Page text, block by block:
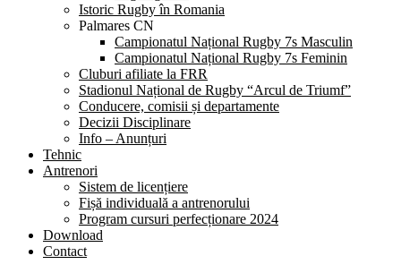
Istoric Rugby în Romania
Palmares CN
Campionatul Național Rugby 7s Masculin
Campionatul Național Rugby 7s Feminin
Cluburi afiliate la FRR
Stadionul Național de Rugby “Arcul de Triumf”
Conducere, comisii și departamente
Decizii Disciplinare
Info – Anunțuri
Tehnic
Antrenori
Sistem de licențiere
Fișă individuală a antrenorului
Program cursuri perfecționare 2024
Download
Contact